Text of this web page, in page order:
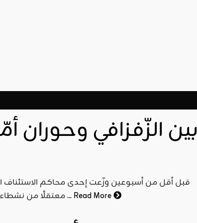
بين الزّفزافي وحوران
معتقلًا من نشطاء "حراك الريف"، كان النصيب الأعلى منها ...Read More